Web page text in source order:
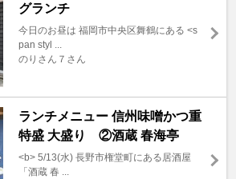
グランチ
今日のお昼は 福岡市中央区舞鶴にある <s
pan styl ...
のりさん７さん
ランチメニュー 信州味噌かつ重
特盛 大盛り ②酒蔵 春海亭
<b> 5/13(水) 長野市権堂町にある居酒屋
「酒蔵 春 ...